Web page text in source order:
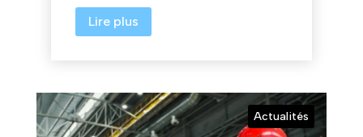
Lire plus
Actualités